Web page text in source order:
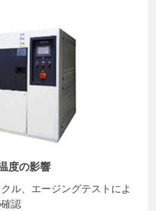
度の影響
ル、エージングテストによ
認